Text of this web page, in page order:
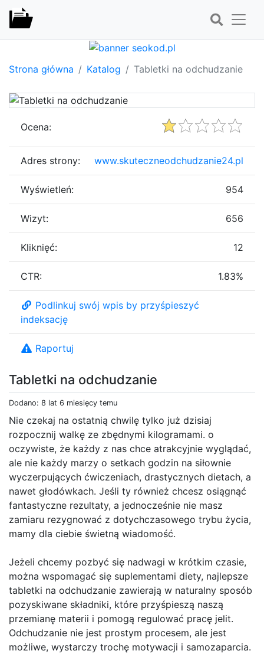
Strona główna Katalog Tabletki na odchudzanie
Tabletki na odchudzanie
Dodano: 8 lat 6 miesięcy temu
Nie czekaj na ostatnią chwilę tylko już dzisiaj
rozpocznij walkę ze zbędnymi kilogramami. o
oczywiste, że każdy z nas chce atrakcyjnie wyglądać,
ale nie każdy marzy o setkach godzin na siłownie
wyczerpujących ćwiczeniach, drastycznych dietach, a
nawet głodówkach. Jeśli ty również chcesz osiągnąć
fantastyczne rezultaty, a jednocześnie nie masz
zamiaru rezygnować z dotychczasowego trybu życia,
mamy dla ciebie świetną wiadomość.
Jeżeli chcemy pozbyć się nadwagi w krótkim czasie,
można wspomagać się suplementami diety, najlepsze
tabletki na odchudzanie zawierają w naturalny sposób
pozyskiwane składniki, które przyśpieszą naszą
przemianę materii i pomogą regulować pracę jelit.
Odchudzanie nie jest prostym procesem, ale jest
możliwe, wystarczy trochę motywacji i samozaparcia.
Ocena:
Adres strony: www.skuteczneodchudzanie24.pl
Wyświetleń: 954
Wizyt: 656
Kliknięć: 12
CTR: 1.83%
Podlinkuj swój wpis by przyśpieszyć
indeksację
Raportuj